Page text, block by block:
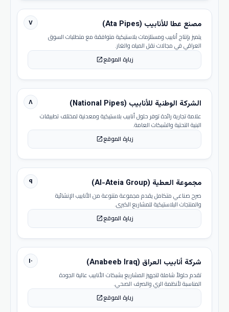
٧ مصنع عطا للأنابيب (Ata Pipes)
يتميز بإنتاج أنابيب ومستلزمات بلاستيكية متوافقة مع متطلبات السوق
العراقي في مجالات نقل المياه والغاز.
زيارة الموقعopen_in_new
٨ الشركة الوطنية للأنابيب (National Pipes)
علامة تجارية رائدة توفر حلول أنابيب بلاستيكية ومعدنية لمختلف تطبيقات
البنية التحتية والشبكات العامة.
زيارة الموقعopen_in_new
٩ مجموعة العطية (Al-Ateia Group)
صرح صناعي متكامل يقدم مجموعة متنوعة من الأنابيب الإنشائية
والمنتجات البلاستيكية للمشاريع الكبرى.
زيارة الموقعopen_in_new
١٠ شركة أنابيب العراق (Anabeeb Iraq)
تقدم حلولاً شاملة لتجهيز المشاريع بشبكات الأنابيب عالية الجودة
المناسبة لأنظمة الري والصرف الصحي.
زيارة الموقعopen_in_new